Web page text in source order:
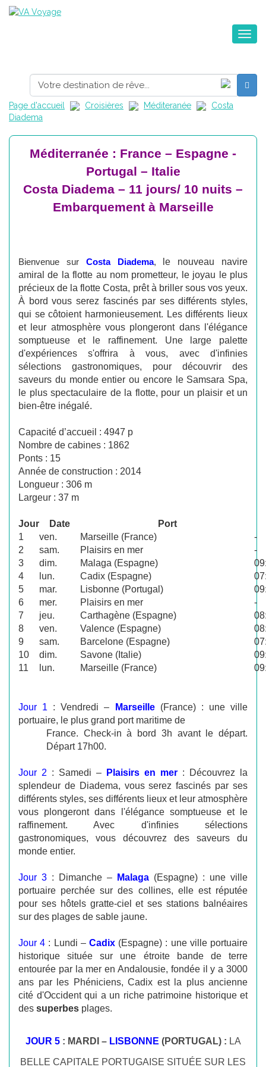
Toggle
Page d'accueil Croisières Méditeranée
Costa
Diadema
Méditerranée : France – Espagne -
Portugal – Italie
Costa Diadema – 11 jours/ 10 nuits –
Embarquement à Marseille
Bienvenue sur Costa Diadema,
le nouveau navire
amiral de la flotte au nom prometteur, le joyau le plus
précieux de la flotte Costa, prêt à briller sous vos yeux.
À bord vous serez fascinés par ses différents styles,
qui se côtoient harmonieusement. Les différents lieux
et leur atmosphère vous plongeront dans l'élégance
somptueuse et le raffinement. Une large palette
d'expériences s'offrira à vous, avec d'infinies
sélections gastronomiques, pour découvrir des
saveurs du monde entier ou encore le Samsara Spa,
le plus spectaculaire de la flotte, pour un plaisir et un
bien-être inégalé.
Capacité d’accueil : 4947 p
Nombre de cabines : 1862
Ponts : 15
Année de construction : 2014
Longueur : 306 m
Largeur : 37 m
Jour Date
Port
1
ven. Marseille (France)
-
2
sam. Plaisirs en mer
-
3
dim. Malaga (Espagne)
4
lun. Cadix (Espagne)
5
mar. Lisbonne (Portugal)
6
mer. Plaisirs en mer
-
7
jeu. Carthagène (Espagne)
8
ven. Valence (Espagne)
9
sam. Barcelone (Espagne)
10
dim. Savone (Italie)
11
lun. Marseille (France)
Jour 1 : Vendredi – Marseille (France) : une ville
portuaire, le plus grand port maritime de
France. Check-in à bord 3h avant le départ.
Départ 17h00.
Jour 2 : Samedi – Plaisirs en mer : Découvrez la
splendeur de Diadema, vous serez fascinés par ses
différents styles, ses différents lieux et leur atmosphère
vous plongeront dans l'élégance somptueuse et le
raffinement. Avec d'infinies sélections
gastronomiques, vous découvrez des saveurs du
monde entier.
Jour 3 : Dimanche – Malaga (Espagne) : une ville
portuaire perchée sur des collines, elle est réputée
pour ses hôtels gratte-ciel et ses stations balnéaires
sur des plages de sable jaune.
Jour 4 : Lundi –Cadix (Espagne) : une ville portuaire
historique située sur une étroite bande de terre
entourée par la mer en Andalousie, fondée il y a 3000
ans par les Phéniciens, Cadix est la plus ancienne
cité d'Occident qui a un riche patrimoine historique et
des superbes plages.
JOUR 5: MARDI – LISBONNE (PORTUGAL) : LA
BELLE CAPITALE PORTUGAISE SITUÉE SUR LES